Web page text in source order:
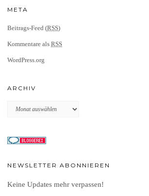
META
Beitrags-Feed (RSS)
Kommentare als RSS
WordPress.org
ARCHIV
Archiv
NEWSLETTER ABONNIEREN
Keine Updates mehr verpassen!